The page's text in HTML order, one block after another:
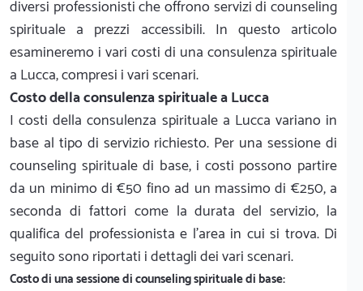
diversi professionisti che offrono servizi di counseling
spirituale a prezzi accessibili. In questo articolo
esamineremo i vari costi di una consulenza spirituale
a Lucca, compresi i vari scenari.
Costo della consulenza spirituale a Lucca
I costi della consulenza spirituale a Lucca variano in
base al tipo di servizio richiesto. Per una sessione di
counseling spirituale di base, i costi possono partire
da un minimo di €50 fino ad un massimo di €250, a
seconda di fattori come la durata del servizio, la
qualifica del professionista e l'area in cui si trova. Di
seguito sono riportati i dettagli dei vari scenari.
Costo di una sessione di counseling spirituale di base: